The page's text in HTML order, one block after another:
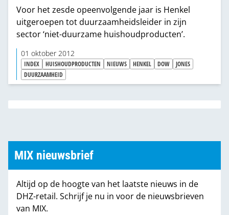
Voor het zesde opeenvolgende jaar is Henkel
uitgeroepen tot duurzaamheidsleider in zijn
sector ‘niet-duurzame huishoudproducten’.
01 oktober 2012
INDEX HUISHOUDPRODUCTEN NIEUWS HENKEL DOW
JONES
DUURZAAMHEID
MIX nieuwsbrief
Altijd op de hoogte van het laatste nieuws in de
DHZ-retail. Schrijf je nu in voor de nieuwsbrieven
van MIX.